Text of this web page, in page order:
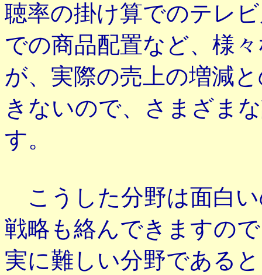
聴率の掛け算でのテレ
での商品配置など、様
が、実際の売上の増減
きないので、さまざま
す。
こうした分野は面白
戦略も絡んできますの
実に難しい分野である